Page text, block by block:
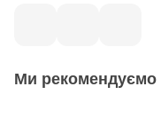
Ми рекомендуємо